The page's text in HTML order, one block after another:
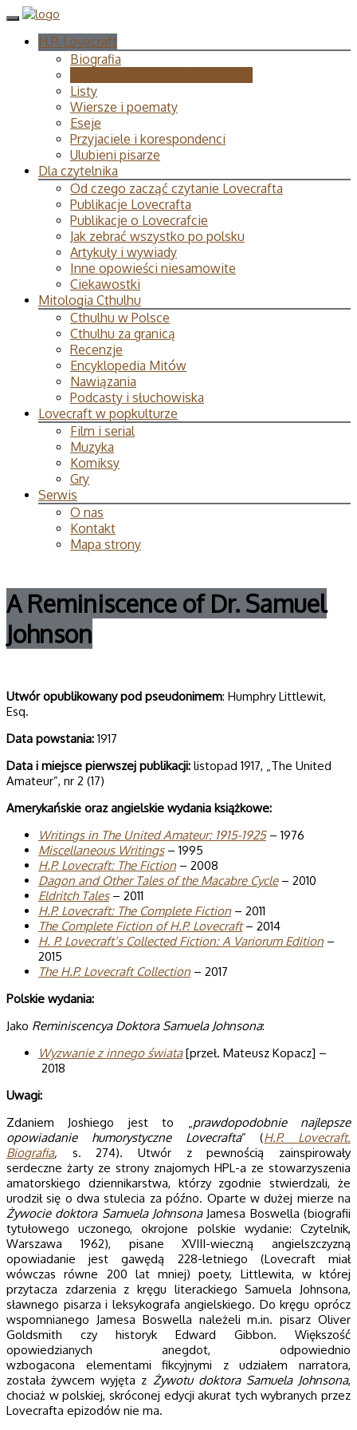
H.P. Lovecraft
Biografia
Listy
Wiersze i poematy
Eseje
Przyjaciele i korespondenci
Ulubieni pisarze
Dla czytelnika
Od czego zacząć czytanie Lovecrafta
Publikacje Lovecrafta
Publikacje o Lovecrafcie
Jak zebrać wszystko po polsku
Artykuły i wywiady
Inne opowieści niesamowite
Ciekawostki
Mitologia Cthulhu
Cthulhu w Polsce
Cthulhu za granicą
Recenzje
Encyklopedia Mitów
Nawiązania
Podcasty i słuchowiska
Lovecraft w popkulturze
Film i serial
Muzyka
Komiksy
Gry
Serwis
O nas
Kontakt
Mapa strony
A Reminiscence of Dr. Samuel
Johnson
Utwór opublikowany pod pseudonimem: Humphry Littlewit,
Esq.
Data powstania: 1917
Data i miejsce pierwszej publikacji: listopad 1917, „The United
Amateur”, nr 2 (17)
Amerykańskie oraz angielskie wydania książkowe:
Writings in The United Amateur: 1915-1925– 1976
Miscellaneous Writings– 1995
H.P. Love­craft: The Fic­tion – 2008
Dagon and Other Tales of the Macabre Cycle – 2010
Eldritch Tales – 2011
H.P. Love­craft: The Complete Fic­tion – 2011
The Complete Fiction of H.P. Lovecraft– 2014
H. P. Lovecraft’s Collected Fiction: A Variorum Edition –
2015
The H.P. Lovecraft Collection – 2017
Polskie wydania:
Jako Reminiscencya Doktora Samuela Johnsona:
Wyzwanie z innego świata [przeł. Mateusz Kopacz] –
2018
Uwagi:
Zdaniem Joshiego jest to „prawdopodobnie najlepsze
opowiadanie humorystyczne Lovecrafta” (H.P. Lovecraft.
Biografia, s. 274). Utwór z pewnością zainspirowały
serdeczne żarty ze strony znajomych HPL-a ze stowarzyszenia
amatorskiego dziennikarstwa, którzy zgodnie stwierdzali, że
urodził się o dwa stulecia za późno. Oparte w dużej mierze na
Żywocie doktora Samuela JohnsonaJamesa Boswella (biografii
tytułowego uczonego, okrojone polskie wydanie: Czytelnik,
Warszawa 1962), pisane XVIII-wieczną angielszczyzną
opowiadanie jest gawędą 228-letniego (Lovecraft miał
wówczas równe 200 lat mniej) poety, Littlewita, w której
przytacza zdarzenia z kręgu literackiego Samuela Johnsona,
sławnego pisarza i leksykografa angielskiego. Do kręgu oprócz
wspomnianego Jamesa Boswella należeli m.in. pisarz Oliver
Goldsmith czy historyk Edward Gibbon. Większość
opowiedzianych anegdot, odpowiednio
wzbogacona elementami fikcyjnymi z udziałem narratora,
została żywcem wyjęta z Żywotu doktora Samuela Johnsona,
chociaż w polskiej, skróconej edycji akurat tych wybranych przez
Lovecrafta epizodów nie ma.